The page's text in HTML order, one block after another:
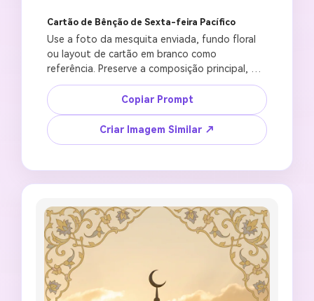
Cartão de Bênção de Sexta-feira Pacífico
Use a foto da mesquita enviada, fundo floral
ou layout de cartão em branco como
referência. Preserve a composição principal,
iluminação suave e qualidade da imagem. Crie
um cartão de saudação respeitoso de Jumma
Mubarak com uma silhueta pacífica de
mesquita, brilho suave do nascer do sol, lua
crescente, sutil padrão geométrico islâmico,
editável de Jumma Mubarak, formato social
quadrado 1:1, sem citação falsa do Alcorão ou
representação de Allah, sem letras em árabe ou
urdu ilegíveis, sem marca d'água, sem
tipografia bagunçada.
Copiar Prompt
Criar Imagem Similar ↗